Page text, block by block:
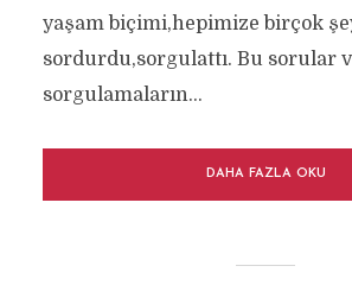
yaşam biçimi,hepimize birçok
sordurdu,sorgulattı. Bu sorular
sorgulamaların...
DAHA FAZLA OKU